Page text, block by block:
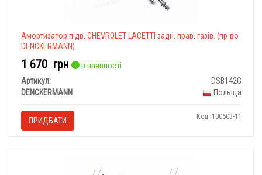
Амортизатор підв. CHEVROLET LACETTI задн. прав. газів. (пр-во
DENCKERMANN)
1 670 грн
в наявності
Артикул:
DSB142G
DENCKERMANN
Польща
ПРИДБАТИ Код: 100603-11